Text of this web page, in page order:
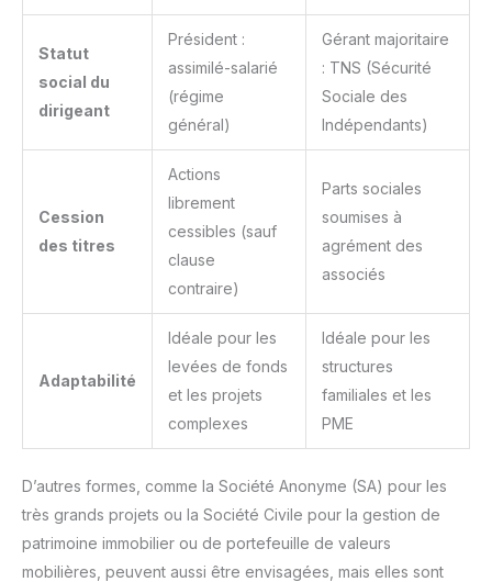
Statut
social du
dirigeant
Président :
assimilé-salarié
(régime
général)
Gérant majoritaire
: TNS (Sécurité
Sociale des
Indépendants)
Cession
des titres
Actions
librement
cessibles (sauf
clause
contraire)
Parts sociales
soumises à
agrément des
associés
Adaptabilité
Idéale pour les
levées de fonds
et les projets
complexes
Idéale pour les
structures
familiales et les
PME
D’autres formes, comme la Société Anonyme (SA) pour les
très grands projets ou la Société Civile pour la gestion de
patrimoine immobilier ou de portefeuille de valeurs
mobilières, peuvent aussi être envisagées, mais elles sont